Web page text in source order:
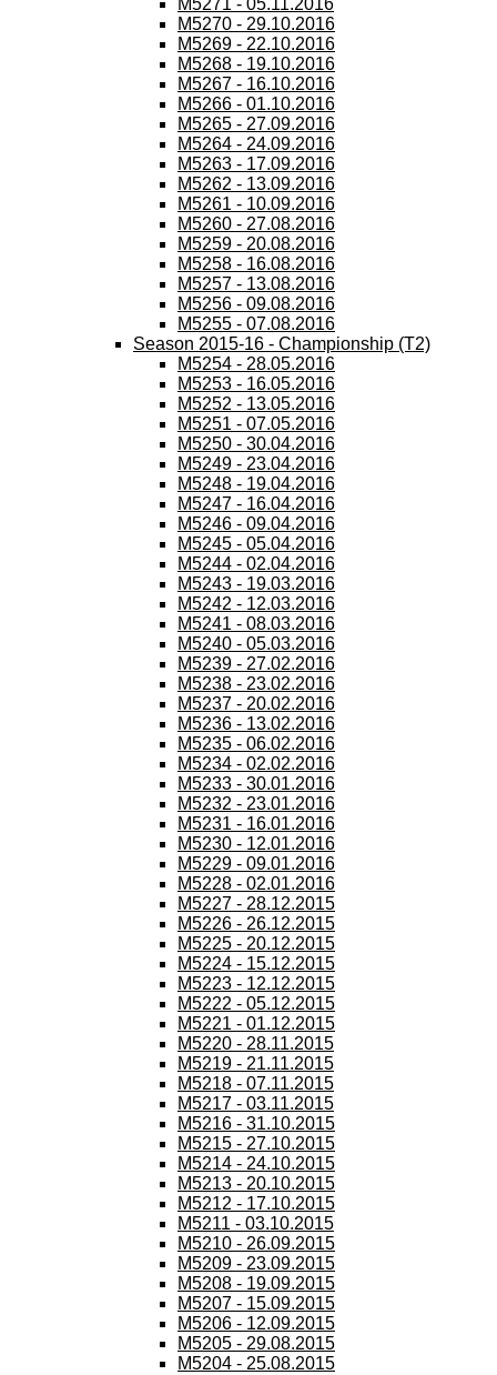
M5271 - 05.11.2016
M5270 - 29.10.2016
M5269 - 22.10.2016
M5268 - 19.10.2016
M5267 - 16.10.2016
M5266 - 01.10.2016
M5265 - 27.09.2016
M5264 - 24.09.2016
M5263 - 17.09.2016
M5262 - 13.09.2016
M5261 - 10.09.2016
M5260 - 27.08.2016
M5259 - 20.08.2016
M5258 - 16.08.2016
M5257 - 13.08.2016
M5256 - 09.08.2016
M5255 - 07.08.2016
Season 2015-16 - Championship (T2)
M5254 - 28.05.2016
M5253 - 16.05.2016
M5252 - 13.05.2016
M5251 - 07.05.2016
M5250 - 30.04.2016
M5249 - 23.04.2016
M5248 - 19.04.2016
M5247 - 16.04.2016
M5246 - 09.04.2016
M5245 - 05.04.2016
M5244 - 02.04.2016
M5243 - 19.03.2016
M5242 - 12.03.2016
M5241 - 08.03.2016
M5240 - 05.03.2016
M5239 - 27.02.2016
M5238 - 23.02.2016
M5237 - 20.02.2016
M5236 - 13.02.2016
M5235 - 06.02.2016
M5234 - 02.02.2016
M5233 - 30.01.2016
M5232 - 23.01.2016
M5231 - 16.01.2016
M5230 - 12.01.2016
M5229 - 09.01.2016
M5228 - 02.01.2016
M5227 - 28.12.2015
M5226 - 26.12.2015
M5225 - 20.12.2015
M5224 - 15.12.2015
M5223 - 12.12.2015
M5222 - 05.12.2015
M5221 - 01.12.2015
M5220 - 28.11.2015
M5219 - 21.11.2015
M5218 - 07.11.2015
M5217 - 03.11.2015
M5216 - 31.10.2015
M5215 - 27.10.2015
M5214 - 24.10.2015
M5213 - 20.10.2015
M5212 - 17.10.2015
M5211 - 03.10.2015
M5210 - 26.09.2015
M5209 - 23.09.2015
M5208 - 19.09.2015
M5207 - 15.09.2015
M5206 - 12.09.2015
M5205 - 29.08.2015
M5204 - 25.08.2015